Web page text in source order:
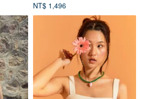
NT$ 1,496